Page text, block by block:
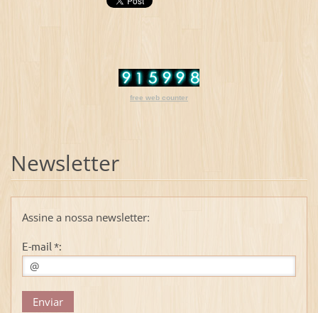
free web counter
Newsletter
Assine a nossa newsletter:
E-mail *: